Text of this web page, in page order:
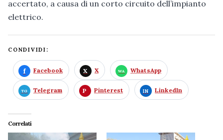
accertato, a causa di un corto circuito dell’impianto
elettrico.
CONDIVIDI:
Facebook X WhatsApp
Telegram Pinterest LinkedIn
Correlati